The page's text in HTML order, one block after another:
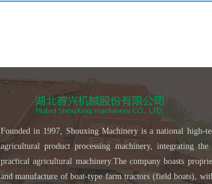
Founded in 1997, Shouxing Machinery is a national high-
agricultural product processing machinery, integrating
practical agricultural machinery.The company boasts
and manufacture of boat-type farm tractors (field boats),